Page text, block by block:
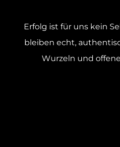
Erfolg ist für uns kein
bleiben echt,
Wurzeln und